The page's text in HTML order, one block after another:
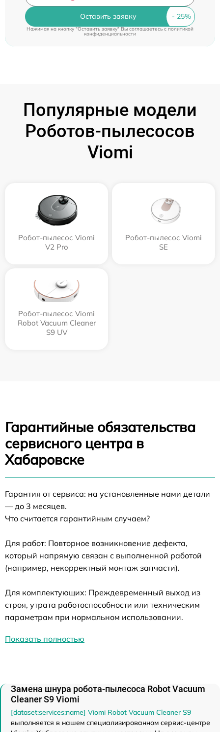
Оставить заявку
Нажимая на кнопку "Оставить заявку" Вы соглашаетесь cполитикой
конфиденциальности
Популярные модели
Роботов-пылесосов
Viomi
Робот-пылесос Viomi
V2 Pro
Робот-пылесос Viomi
SE
Робот-пылесос Viomi
Robot Vacuum Cleaner
S9 UV
Гарантийные обязательства
сервисного центра в
Хабаровске
Гарантия от сервиса: на установленные нами детали
— до 3 месяцев.
Что считается гарантийным случаем?
Для работ: Повторное возникновение дефекта,
который напрямую связан с выполненной работой
(например, некорректный монтаж запчасти).
Для комплектующих: Преждевременный выход из
строя, утрата работоспособности или техническим
параметрам при нормальном использовании.
Показать полностью
Замена шнура робота-пылесоса Robot Vacuum
Cleaner S9 Viomi
[dataset:services:name] Viomi Robot Vacuum Cleaner S9
выполняется в нашем специализированном сервис-центре